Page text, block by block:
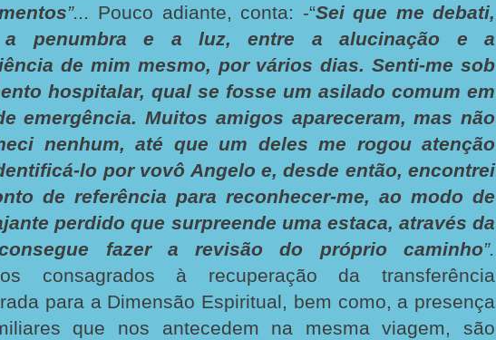
”... Pouco adiante, conta: -“Sei que me debati,
a penumbra e a luz, entre a alucinação e a
de mim mesmo, por vários dias. Senti-me sob
hospitalar, qual se fosse um asilado comum em
emergência. Muitos amigos apareceram, mas não
nenhum, até que um deles me rogou atenção
lo por vovô Angelo e, desde então, encontrei
de referência para reconhecer-me, ao modo de
perdido que surpreende uma estaca, através da
fazer a revisão do próprio caminho”.
consagrados à recuperação da transferência
para a Dimensão Espiritual, bem como, a presença
que nos antecedem na mesma viagem, são